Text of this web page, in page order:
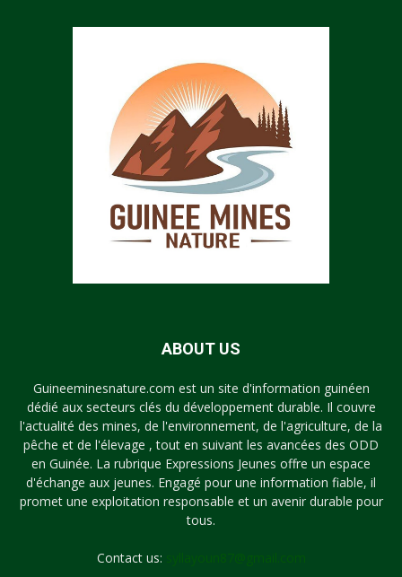
ABOUT US
Guineeminesnature.com est un site d'information guinéen
dédié aux secteurs clés du développement durable. Il couvre
l'actualité des mines, de l'environnement, de l'agriculture, de la
pêche et de l'élevage , tout en suivant les avancées des ODD
en Guinée. La rubrique Expressions Jeunes offre un espace
d'échange aux jeunes. Engagé pour une information fiable, il
promet une exploitation responsable et un avenir durable pour
tous.
Contact us: